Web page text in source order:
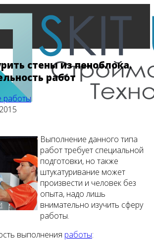
стены из пеноблока.
работ
работы
Выполнение данного типа
работ требует специальной
подготовки, но также
штукатуривание может
произвести и человек без
опыта, надо лишь
внимательно изучить сферу
работы.
выполнения работы: